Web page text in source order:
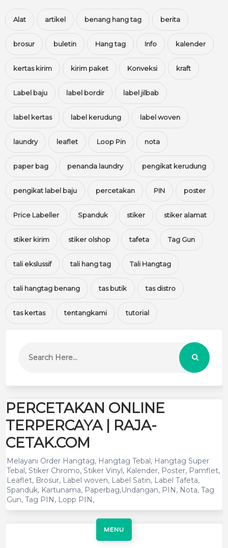
Alat artikel benang hang tag berita
brosur buletin Hang tag Info kalender
kertas kirim kirim paket Konveksi kraft
Label baju label bordir label jilbab
label kertas label kerudung label woven
laundry leaflet Loop Pin nota
paper bag penanda laundry pengikat kerudung
pengikat label baju percetakan PIN poster
Price Labeller Spanduk stiker stiker alamat
stiker kirim stiker olshop tafeta Tag Gun
tali ekslussif tali hang tag Tali Hangtag
tali hangtag benang tas butik tas distro
tas kertas tentangkami tutorial
PERCETAKAN ONLINE
TERPERCAYA | RAJA-
CETAK.COM
Melayani Order Hangtag, Hangtag Tebal, Hangtag Super
Tebal, Stiker Chromo, Stiker Vinyl, Kalender, Poster, Pamflet,
Leaflet, Brosur, Label woven, Label Satin, Label Tafeta,
Spanduk, Kartunama, Paperbag,Undangan, PIN, Nota, Tag
Gun, Tag PIN, Lopp PIN,
MENU